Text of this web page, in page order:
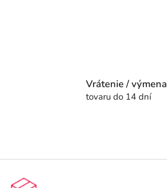
Vrátenie / výmena
tovaru do 14 dní